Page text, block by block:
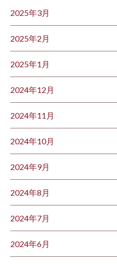
2025年3月
2025年2月
2025年1月
2024年12月
2024年11月
2024年10月
2024年9月
2024年8月
2024年7月
2024年6月